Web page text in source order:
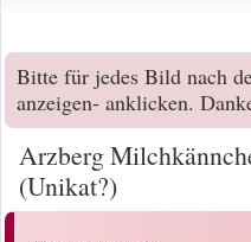
Bitte für jedes Bild nach
anzeigen- anklicken.
Arzberg
(Unikat?)